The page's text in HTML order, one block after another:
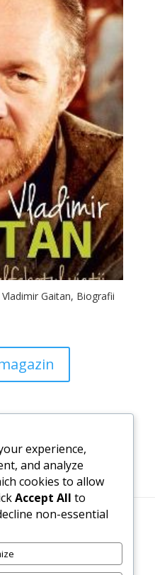
Gaitan, Biografii
Datelor (GDPR)
experience,
and analyze
cookies to allow
Accept All to
non-essential